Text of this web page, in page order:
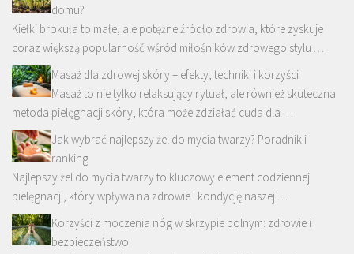
domu?
Kiełki brokuła to małe, ale potężne źródło zdrowia, które zyskuje
coraz większą popularność wśród miłośników zdrowego stylu …
Masaż dla zdrowej skóry – efekty, techniki i korzyści
Masaż to nie tylko relaksujący rytuał, ale również skuteczna
metoda pielęgnacji skóry, która może zdziałać cuda dla …
Jak wybrać najlepszy żel do mycia twarzy? Poradnik i
ranking
Najlepszy żel do mycia twarzy to kluczowy element codziennej
pielęgnacji, który wpływa na zdrowie i kondycję naszej …
Korzyści z moczenia nóg w skrzypie polnym: zdrowie i
bezpieczeństwo